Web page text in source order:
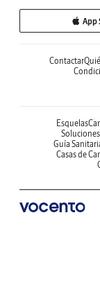
App
Contactar
Esquelas
Guía
Casas de